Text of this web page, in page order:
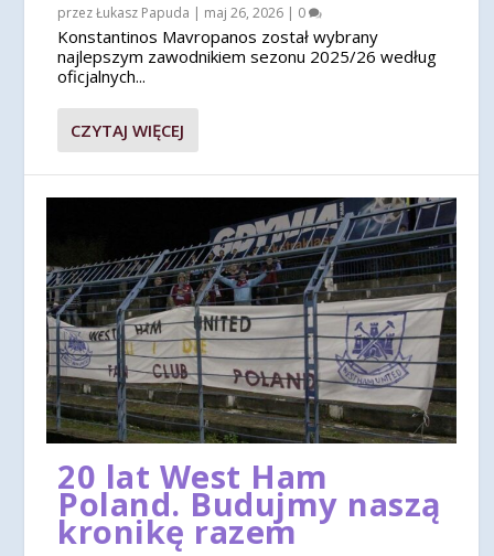
przezŁukasz Papuda | maj 26, 2026 | 0
Konstantinos Mavropanos został wybrany
najlepszym zawodnikiem sezonu 2025/26 według
oficjalnych...
CZYTAJ WIĘCEJ
20 lat West Ham
Poland. Budujmy naszą
kronikę razem